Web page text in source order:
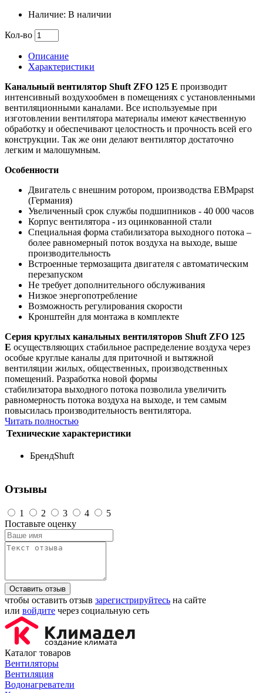
Наличие: В наличии
Кол-во
Описание
Характеристики
Канальный вентилятор Shuft ZFO 125 E производит
интенсивный воздухообмен в помещениях с установленными
вентиляционными каналами. Все используемые при
изготовлении вентилятора материалы имеют качественную
обработку и обеспечивают целостность и прочность всей его
конструкции. Так же они делают вентилятор достаточно
легким и малошумным.
Особенности
Двигатель с внешним ротором, производства EBMpapst
(Германия)
Увеличенный срок службы подшипников - 40 000 часов
Корпус вентилятора - из оцинкованной стали
Специальная форма стабилизатора выходного потока –
более равномерный поток воздуха на выходе, выше
производительность
Встроенные термозащита двигателя с автоматическим
перезапуском
Не требует дополнительного обслуживания
Низкое энергопотребление
Возможность регулирования скорости
Кронштейн для монтажа в комплекте
Серия круглых канальных вентиляторов Shuft ZFO 125
E осуществляющих стабильное распределение воздуха через
особые круглые каналы для приточной и вытяжной
вентиляции жилых, общественных, производственных
помещений. Разработка новой формы
стабилизатора выходного потока позволила увеличить
равномерность потока воздуха на выходе, и тем самым
повысилась производительность вентилятора.
Читать полностью
Технические характеристики
БрендShuft
Отзывы
1 2 3 4
5
Поставьте оценку
Оставить отзыв
чтобы оставить отзыв зарегистрируйтесь на сайте
или войдите через социальную сеть
Каталог товаров
Вентиляторы
Вентиляция
Водонагреватели